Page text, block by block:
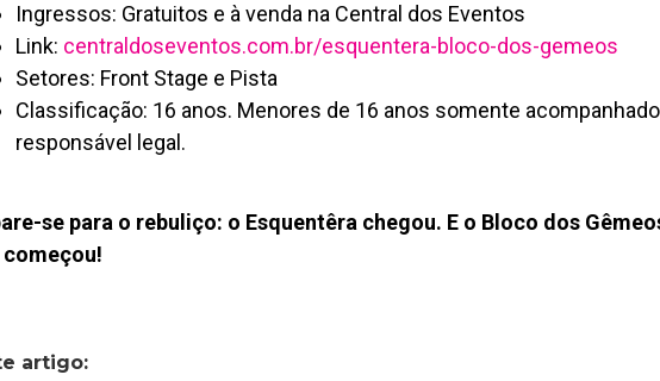
Ingressos: Gratuitos e à venda na Central dos Eventos
Link: centraldoseventos.com.br/esquentera-bloco-dos-gemeos
Setores: Front Stage e Pista
Classificação: 16 anos. Menores de 16 anos somente
responsável legal.
se para o rebuliço: o Esquentêra chegou. E o Bloco dos
começou!
artigo: